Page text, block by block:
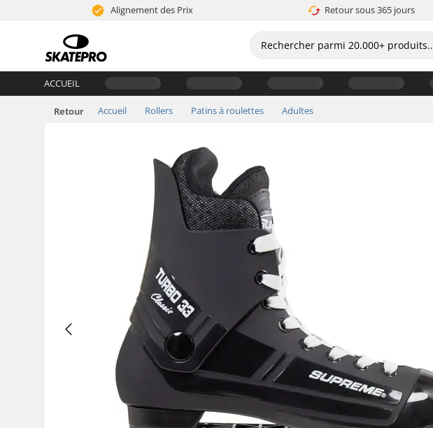
Alignement des Prix Retour sous 365 jours
ACCUEIL
Retour Accueil Rollers Patins à roulettes Adultes